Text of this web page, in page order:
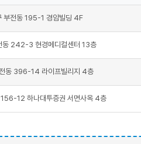
부전동 195-1 경암빌딩 4F
동 242-3 현경메디컬센터 13층
동 396-14 라이프빌리지 4층
156-12 하나대투증권 서면사옥 4층